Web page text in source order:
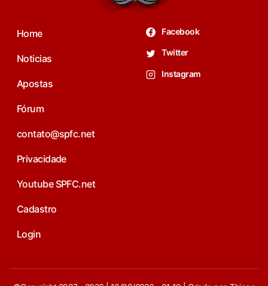
Home
Noticias
Apostas
Fórum
contato@spfc.net
Privacidade
Youtube SPFC.net
Cadastro
Login
Facebook
Twitter
Instagram